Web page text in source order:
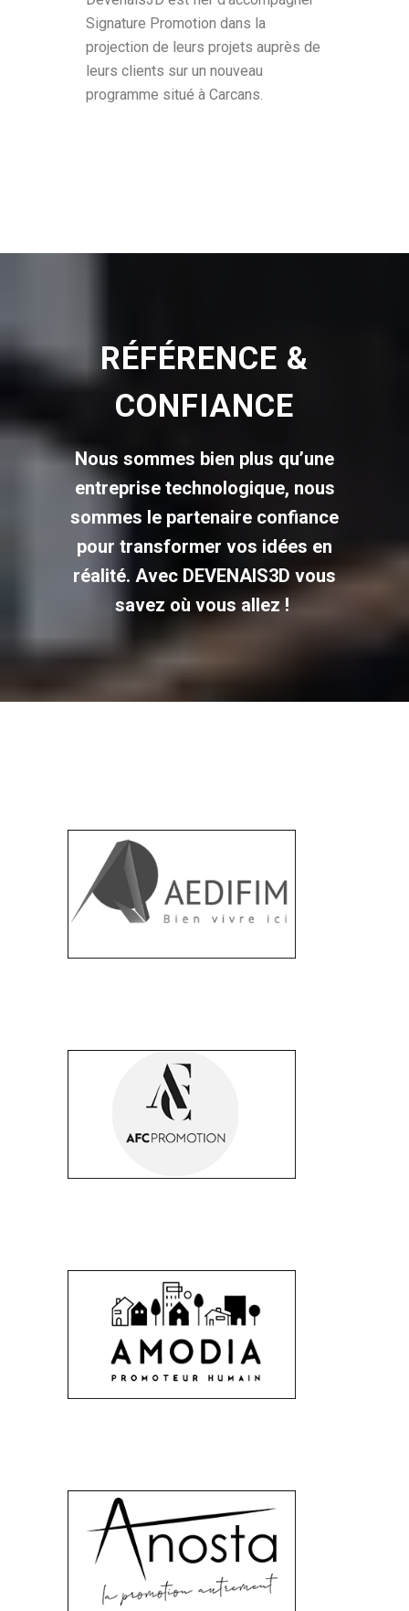
Signature Promotion dans la
projection de leurs projets auprès de
leurs clients sur un nouveau
programme situé à Carcans.
RÉFÉRENCE &
CONFIANCE
Nous sommes bien plus qu’une
entreprise technologique, nous
sommes le partenaire confiance
pour transformer vos idées en
réalité. Avec DEVENAIS3D vous
savez où vous allez !